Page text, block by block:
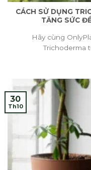
CÁCH SỬ DỤNG
TĂNG SỨC
Hãy cùng
Trichoderma
30
Th10